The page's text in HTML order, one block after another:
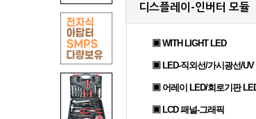
디스플레이-인버터 모듈
▣ WITH LIGHT LED
▣ LED-직외선/가시광선/UV
▣ 어레이 LED/회로기판
▣ LCD 패널-그래픽